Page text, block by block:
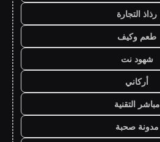
رذاذ التجارة
طعم وكيف
شهود نت
أركاني
مباشر التقنية
مدونة صحبة